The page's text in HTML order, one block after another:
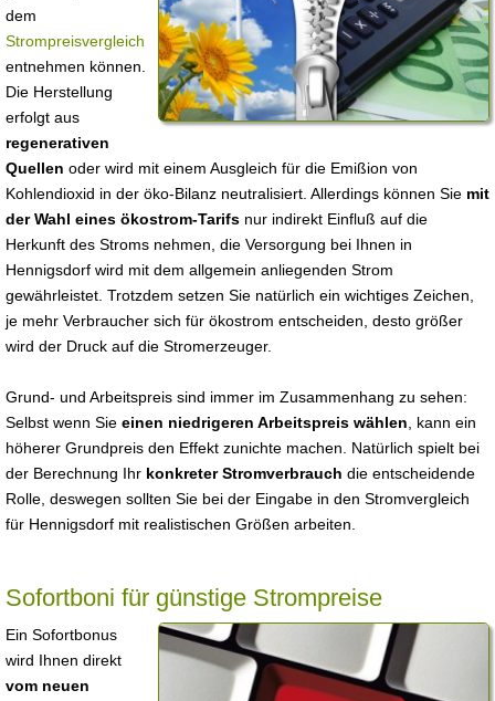
dem
Strompreisvergleich
entnehmen können.
Die Herstellung
erfolgt aus
regenerativen
Quellen oder wird mit einem Ausgleich für die Emißion von
Kohlendioxid in der öko-Bilanz neutralisiert. Allerdings können Sie mit
der Wahl eines ökostrom-Tarifs nur indirekt Einfluß auf die
Herkunft des Stroms nehmen, die Versorgung bei Ihnen in
Hennigsdorf wird mit dem allgemein anliegenden Strom
gewährleistet. Trotzdem setzen Sie natürlich ein wichtiges Zeichen,
je mehr Verbraucher sich für ökostrom entscheiden, desto größer
wird der Druck auf die Stromerzeuger.
Grund- und Arbeitspreis sind immer im Zusammenhang zu sehen:
Selbst wenn Sie einen niedrigeren Arbeitspreis wählen , kann ein
höherer Grundpreis den Effekt zunichte machen. Natürlich spielt bei
der Berechnung Ihr konkreter Stromverbrauch die entscheidende
Rolle, deswegen sollten Sie bei der Eingabe in den Stromvergleich
für Hennigsdorf mit realistischen Größen arbeiten.
Sofortboni für günstige Strompreise
Ein Sofortbonus
wird Ihnen direkt
vom neuen